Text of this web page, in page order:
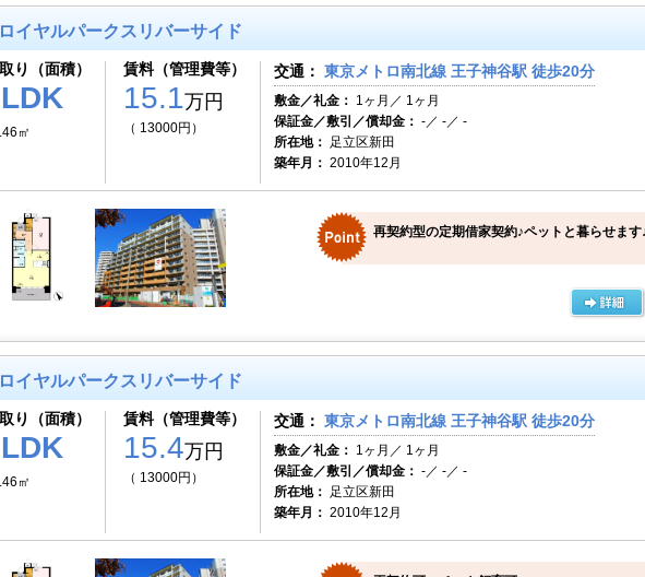
イヤルパークスリバーサイド
り（面積）
㎡
賃料（管理費等）
15.1万円
（ 13000円）
交通： 東京メトロ南北線 王子神谷駅 徒歩20分
敷金／礼金： 1ヶ月／ 1ヶ月
保証金／敷引／償却金： -／ -／ -
所在地： 足立区新田
築年月： 2010年12月
再契約型の定期借家契約♪ペットと暮らせます
イヤルパークスリバーサイド
り（面積）
㎡
賃料（管理費等）
15.4万円
（ 13000円）
交通： 東京メトロ南北線 王子神谷駅 徒歩20分
敷金／礼金： 1ヶ月／ 1ヶ月
保証金／敷引／償却金： -／ -／ -
所在地： 足立区新田
築年月： 2010年12月